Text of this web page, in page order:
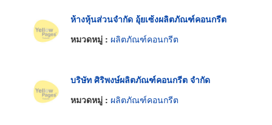
ห้างหุ้นส่วนจำกัด อุ้ยเซ้งผลิตภัณฑ์คอนกรีต
หมวดหมู่ : ผลิตภัณฑ์คอนกรีต
บริษัท ศิริพงษ์ผลิตภัณฑ์คอนกรีต จำกัด
หมวดหมู่ : ผลิตภัณฑ์คอนกรีต